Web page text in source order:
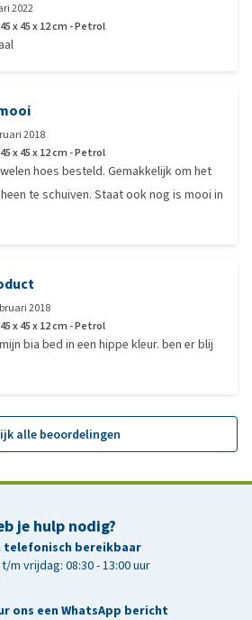
2022
x 45 x 12 cm - Petrol
2018
x 45 x 12 cm - Petrol
hoes besteld. Gemakkelijk om het
te schuiven. Staat ook nog is mooi in
2018
x 45 x 12 cm - Petrol
bia bed in een hippe kleur. ben er blij
alle beoordelingen
je hulp nodig?
telefonisch bereikbaar
m vrijdag: 08:30 - 13:00 uur
ons een WhatsApp bericht